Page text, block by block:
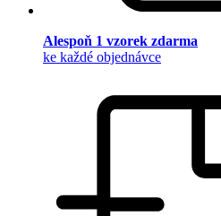
Alespoň 1 vzorek zdarma
ke každé objednávce